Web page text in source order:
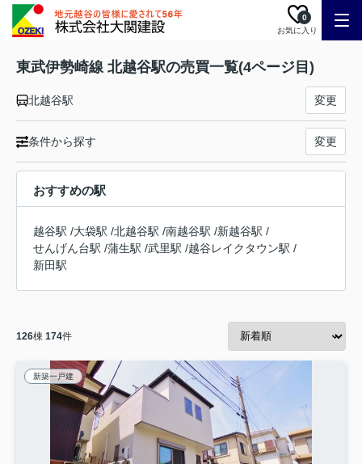
お気に入り
0
東武伊勢崎線 北越谷駅の売買一覧(4ページ目)
北越谷駅 変更
条件から探す 変更
おすすめの駅
越谷駅 /大袋駅 /北越谷駅 /南越谷駅 /新越谷駅 /
せんげん台駅 /蒲生駅 /武里駅 /越谷レイクタウン駅 /
新田駅
126棟 174件
新築一戸建